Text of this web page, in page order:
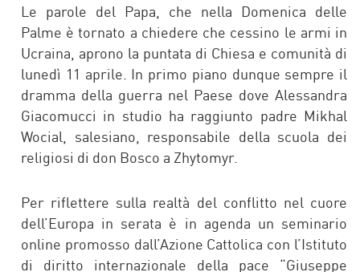
Le parole del Papa, che nella Domenica delle
Palme è tornato a chiedere che cessino le armi in
Ucraina, aprono la puntata di Chiesa e comunità di
lunedì 11 aprile. In primo piano dunque sempre il
dramma della guerra nel Paese dove Alessandra
Giacomucci in studio ha raggiunto padre Mikhal
Wocial, salesiano, responsabile della scuola dei
religiosi di don Bosco a Zhytomyr.
Per riflettere sulla realtà del conflitto nel cuore
dell’Europa in serata è in agenda un seminario
online promosso dall’Azione Cattolica con l’Istituto
di diritto internazionale della pace “Giuseppe